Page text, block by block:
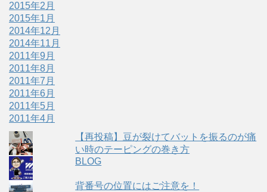
2015年2月
2015年1月
2014年12月
2014年11月
2011年9月
2011年8月
2011年7月
2011年6月
2011年5月
2011年4月
【再投稿】豆が裂けてバットを振るのが痛
い時のテーピングの巻き方
BLOG
背番号の位置にはご注意を！